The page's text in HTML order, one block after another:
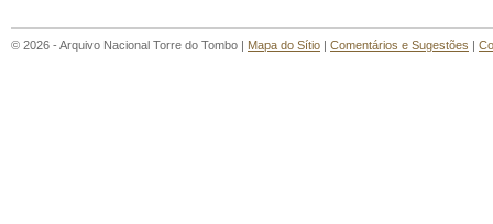
© 2026 - Arquivo Nacional Torre do Tombo | Mapa do Sítio | Comentários e Sugestões |